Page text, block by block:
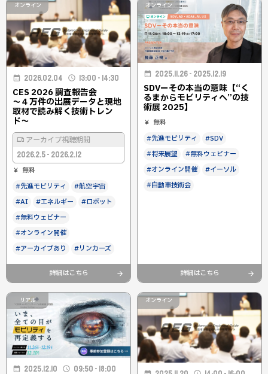
オンライン
2026.02.04 13:00 - 14:30
CES 2026 調査報告会
〜４万件の出展データと現地
取材で読み解く技術トレン
ド〜
アーカイブ視聴期間
2026.2.5 - 2026.2.12
無料
#先進モビリティ
#航空宇宙
#AI
#エネルギー
#ロボット
#無料ウェビナー
#オンライン開催
#アーカイブあり
#リンカーズ
詳細はこちら
オンライン
2025.11.26 - 2025.12.19
SDVーその本当の意味【“く
るまからモビリティへ”の技
術展 2025】
無料
#先進モビリティ
#SDV
#将来展望
#無料ウェビナー
#オンライン開催
#イーソル
#自動車技術会
詳細はこちら
リアル
2025.12.10 09:50 - 18:00
オンライン